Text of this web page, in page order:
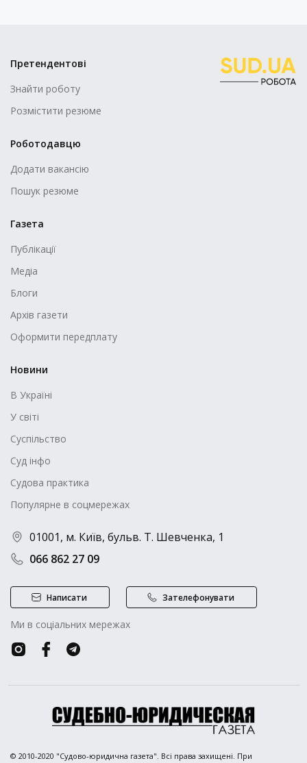
Претендентові
Знайти роботу
Розмістити резюме
Роботодавцю
Додати вакансію
Пошук резюме
Газета
Публікації
Медіа
Блоги
Архів газети
Оформити передплату
Новини
В Україні
У світі
Суспільство
Суд інфо
Судова практика
Популярне в соцмережах
066 862 27 09
01001, м. Київ, бульв. Т. Шевченка, 1
Написати Зателефонувати
Ми в соціальних мережах
© 2010-2020 "Судово-юридична газета". Всі права захищені. При